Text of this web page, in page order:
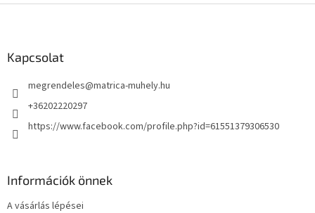
Kapcsolat
megrendeles@matrica-muhely.hu
+36202220297
https://www.facebook.com/profile.php?id=61551379306530
Információk önnek
A vásárlás lépései